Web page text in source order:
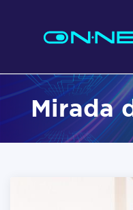
Mirada